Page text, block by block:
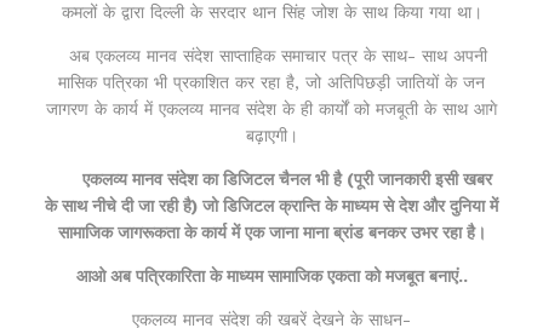
कमलों के द्वारा दिल्ली के सरदार थान सिंह जोश के साथ किया गया था।
अब एकलव्य मानव संदेश साप्ताहिक समाचार पत्र के साथ- साथ अपनी
मासिक पत्रिका भी प्रकाशित कर रहा है, जो अतिपिछड़ी जातियों के जन
जागरण के कार्य में एकलव्य मानव संदेश के ही कार्यों को मजबूती के साथ आगे
बढ़ाएगी।
एकलव्य मानव संदेश का डिजिटल चैनल भी है (पूरी जानकारी इसी खबर
के साथ नीचे दी जा रही है) जो डिजिटल क्रान्ति के माध्यम से देश और दुनिया में
सामाजिक जागरूकता के कार्य में एक जाना माना ब्रांड बनकर उभर रहा है।
आओ अब पत्रिकारिता के माध्यम सामाजिक एकता को मजबूत बनाएं..
एकलव्य मानव संदेश की खबरें देखने के साधन-